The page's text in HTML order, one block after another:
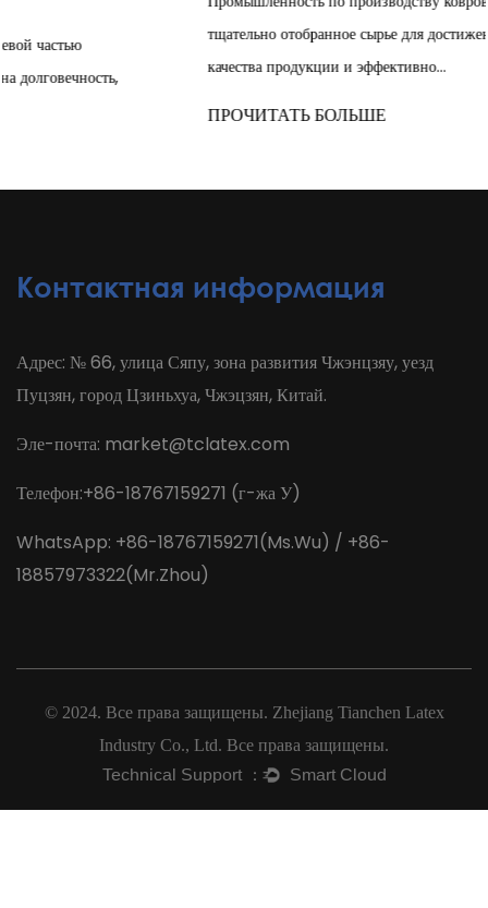
тщательно отобранное сырье для достижения стабильного
качества продукции и эффективно...
ПРОЧИТАТЬ БОЛЬШЕ
Контактная информация
Адрес: № 66, улица Сяпу, зона развития Чжэнцзяу, уезд
Пуцзян, город Цзиньхуа, Чжэцзян, Китай.
Эле-почта: market@tclatex.com
Телефон:+86-18767159271 (г-жа У)
WhatsApp: +86-18767159271(Ms.Wu) / +86-
18857973322(Mr.Zhou)
© 2024. Все права защищены. Zhejiang Tianchen Latex
Industry Co., Ltd. Все права защищены.